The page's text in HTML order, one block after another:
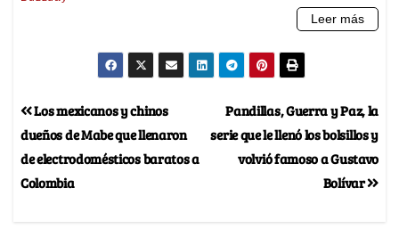
Pandillas, Guerra y Paz, la
serie que le llenó los bolsillos y
volvió famoso a Gustavo
Bolívar
Los mexicanos y chinos
dueños de Mabe que llenaron
de electrodomésticos baratos a
Colombia